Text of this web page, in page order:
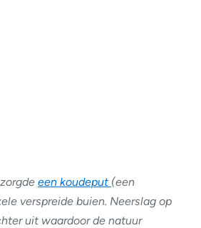
een koudeput (een
verspreide buien. Neerslag op
uit waardoor de natuur